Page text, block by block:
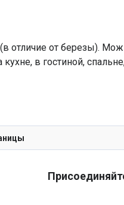
(в отличие от березы).
в гостиной,